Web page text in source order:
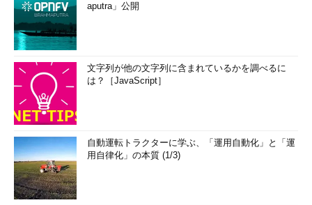
aputra」公開
文字列が他の文字列に含まれているかを調べるに
は？［JavaScript］
自動運転トラクターに学ぶ、「運用自動化」と「運
用自律化」の本質 (1/3)